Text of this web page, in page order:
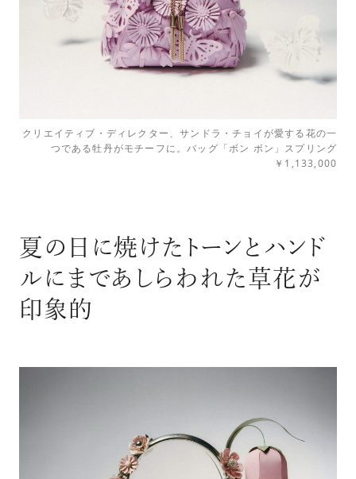
クリエイティブ・ディレクター、サンドラ・チョイが愛する花の一
つである牡丹がモチーフに。バッグ「ボン ボン」スプリング
￥1,133,000
夏の日に焼けたトーンとハンド
ルにまであしらわれた草花が
印象的